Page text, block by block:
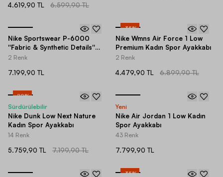
4.619,90 TL 6.599,90 TL
Nike Sportswear P-6000
''Fabric & Synthetic Details''
Spor Ayakkabı
2 Renk
7.199,90 TL
-35%
Nike Wmns Air Force 1 Low
Premium Kadın Spor Ayakkabı
2 Renk
4.479,90 TL 6.899,90 TL
-20%
Sürdürülebilir
Nike Dunk Low Next Nature
Kadın Spor Ayakkabı
14 Renk
5.759,90 TL 7.199,90 TL
Yeni
Nike Air Jordan 1 Low Kadın
Spor Ayakkabı
43 Renk
7.799,90 TL
-35%